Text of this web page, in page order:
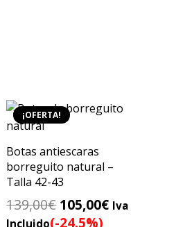
¡OFERTA!
Botas antiescaras
borreguito natural –
Talla 42-43
139,00€ El
precio
105,00€ElIva
Incluido(-24.5%)